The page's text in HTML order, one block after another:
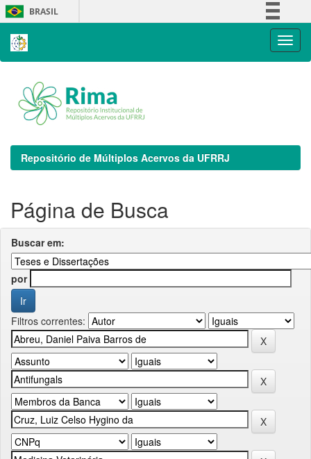
Skip
navigation
BRASIL
Repositório de Múltiplos Acervos da UFRRJ
Página de Busca
Buscar em:
por
Filtros correntes: